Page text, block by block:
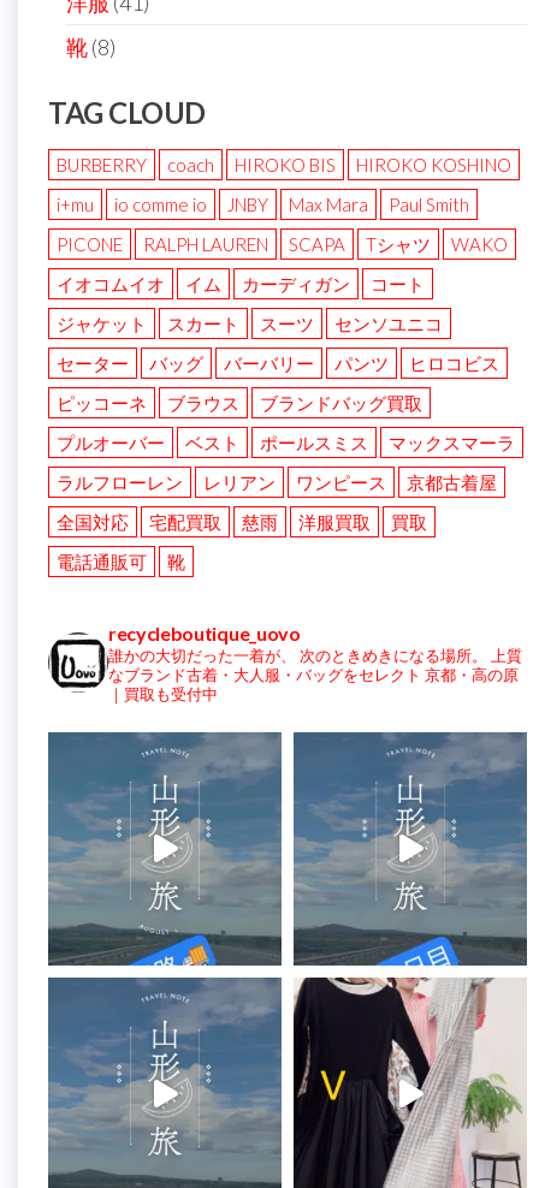
靴(8)
TAG CLOUD
BURBERRY coach HIROKO BIS
HIROKO KOSHINO
i+mu
io comme io JNBY Max Mara
Paul Smith
PICONE
RALPH LAUREN SCAPA Tシャツ
WAKO
イオコムイオ
イム カーディガン
コート
ジャケット
スカート スーツ
センソユニコ
セーター
バッグ バーバリー パンツ
ヒロコビス
ピッコーネ
ブラウス
ブランドバッグ買取
プルオーバー
ベスト ポールスミス
マックスマーラ
ラルフローレン
レリアン ワンピース
京都古着屋
全国対応
宅配買取 慈雨 洋服買取
買取
電話通販可
靴
recycleboutique_uovo
誰かの大切だった一着が、 次のときめきになる場所。
上質
なブランド古着・大人服・バッグをセレクト 京都・高の原
｜買取も受付中